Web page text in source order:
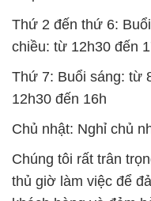
Chủ nhật: Nghỉ chủ
thủ giờ làm việc để
khách hàng và đảm
nhất của nhân viên.
BẢN ĐỒ MAP TẠI
TRƯỜNG PHÁT